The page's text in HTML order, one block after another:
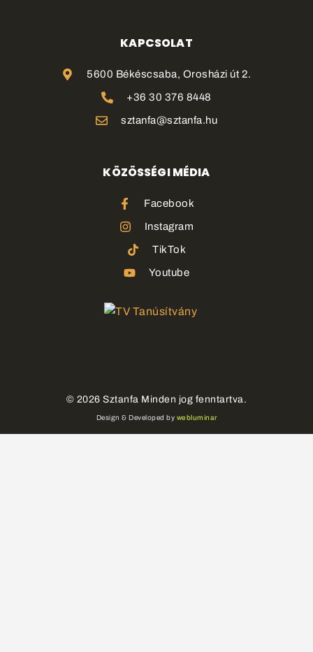
KAPCSOLAT
5600 Békéscsaba, Orosházi út 2.
+36 30 376 8448
sztanfa@sztanfa.hu
KÖZÖSSÉGI MÉDIA
Facebook
Instagram
TikTok
Youtube
© 2026 Sztanfa Minden jog fenntartva.
Design & Developed by webluminar